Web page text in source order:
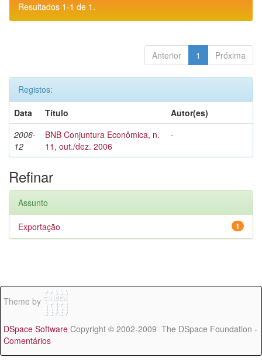
Resultados 1-1 de 1.
Anterior 1 Próxima
Registos:
Data
Título
Autor(es)
2006-
12
BNB Conjuntura Econômica, n.
11, out./dez. 2006
-
Refinar
Assunto
1
Exportação
Theme by
DSpace Software Copyright © 2002-2009 The DSpace Foundation -
Comentários